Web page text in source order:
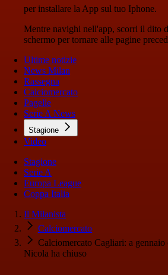
per installare la App sul tuo Iphone.
Mentre navighi nell'app, scorri il dito
schermo per tornare alle pagine
Ultime notizie
News Milan
Rassegna
Calciomercato
Pagelle
Serie A News
Stagione
Video
Stagione
Serie A
Europa League
Coppa Italia
Il Milanista
Calciomercato
Calciomercato Cagliari: a
Nicola ha chiuso